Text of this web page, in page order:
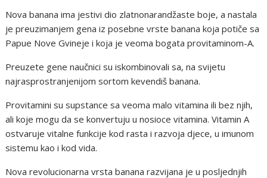
Nova banana ima jestivi dio zlatnonarandžaste boje, a nastala
je preuzimanjem gena iz posebne vrste banana koja potiče sa
Papue Nove Gvineje i koja je veoma bogata provitaminom-A.
Preuzete gene naučnici su iskombinovali sa, na svijetu
najrasprostranjenijom sortom kevendiš banana.
Provitamini su supstance sa veoma malo vitamina ili bez njih,
ali koje mogu da se konvertuju u nosioce vitamina. Vitamin A
ostvaruje vitalne funkcije kod rasta i razvoja djece, u imunom
sistemu kao i kod vida.
Nova revolucionarna vrsta banana razvijana je u posljednjih